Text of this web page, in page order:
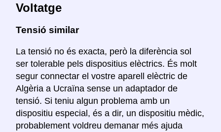
Voltatge
Tensió similar
La tensió no és exacta, però la diferència sol
ser tolerable pels dispositius elèctrics. És molt
segur connectar el vostre aparell elèctric de
Algèria a Ucraïna sense un adaptador de
tensió. Si teniu algun problema amb un
dispositiu especial, és a dir, un dispositiu mèdic,
probablement voldreu demanar més ajuda